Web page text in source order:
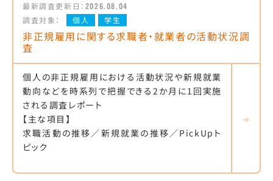
最新調査更新日： 2026.08.04
調査対象：
個人 学生
非正規雇用に関する求職者・就業者の活動状況調
査
個人の非正規雇用における活動状況や新規就業
動向などを時系列で把握できる2か月に1回実施
される調査レポート
【主な項目】
求職活動の推移／新規就業の推移／PickUpト
ピック